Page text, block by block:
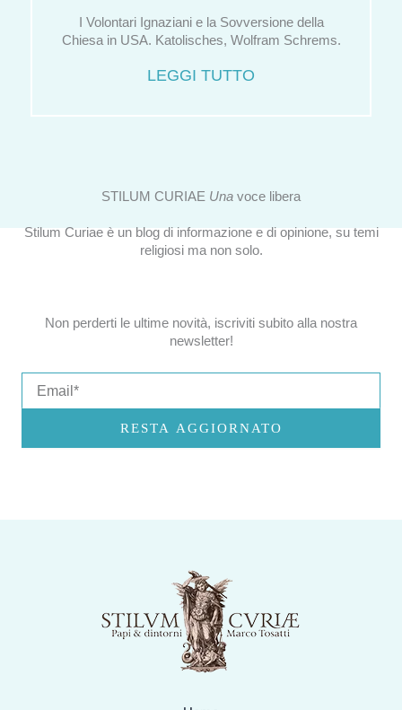
I Volontari Ignaziani e la Sovversione della
Chiesa in USA. Katolisches, Wolfram Schrems.
LEGGI TUTTO
STILUM CURIAE Una voce libera
Stilum Curiae è un blog di informazione e di opinione, su temi
religiosi ma non solo.
Non perderti le ultime novità, iscriviti subito alla nostra
newsletter!
RESTA AGGIORNATO